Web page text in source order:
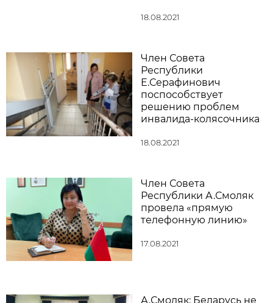
18.08.2021
Член Совета
Республики
Е.Серафинович
поспособствует
решению проблем
инвалида-колясочника
18.08.2021
Член Совета
Республики А.Смоляк
провела «прямую
телефонную линию»
17.08.2021
А.Смоляк: Беларусь не